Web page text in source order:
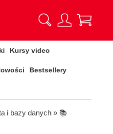
Kursy video
Bestsellery
i bazy danych » 📚